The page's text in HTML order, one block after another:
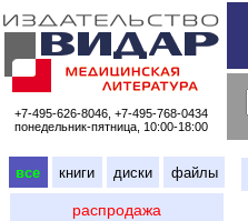
+7-495-626-8046, +7-495-768-0434
понедельник-пятница, 10:00-18:00
все книги диски файлы
распродажа